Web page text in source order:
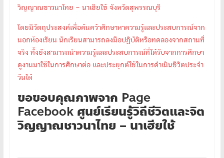
วิญญาณชาวนาไทย – นาเฮียใช้ จังหวัดสุพรรณบุรี
โดยมีวัตถุประสงค์เพื่อค้นคว้าศึกษาหาความรู้และประสบการณ์จาก
นอกห้องเรียน นักเรียนสามารถลงมือปฏิบัติหรือทดลองจากสถานที่
จริง ทั้งยังสามารถนำความรู้และประสบการณ์ที่ได้รับจากการศึกษา
ดูงานมาใช้ในการศึกษาต่อ และประยุกต์ใช้ในการดำเนินชีวิตประจำ
วันได้
ขอขอบคุณภาพจาก Page
Facebook ศูนย์เรียนรู้วิถีชีวิตและจิต
วิญญาณชาวนาไทย – นาเฮียใช้